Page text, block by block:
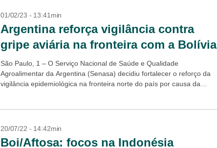
01/02/23 - 13:41min
Argentina reforça vigilância contra
gripe aviária na fronteira com a Bolívia
São Paulo, 1 – O Serviço Nacional de Saúde e Qualidade
Agroalimentar da Argentina (Senasa) decidiu fortalecer o reforço da
vigilância epidemiológica na fronteira norte do país por causa da
20/07/22 - 14:42min
Boi/Aftosa: focos na Indonésia